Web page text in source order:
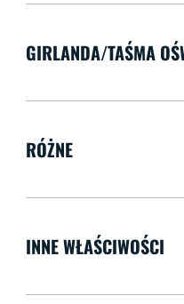
GIRLANDA/TAŚMA
RÓŻNE
INNE WŁAŚCIWOŚCI